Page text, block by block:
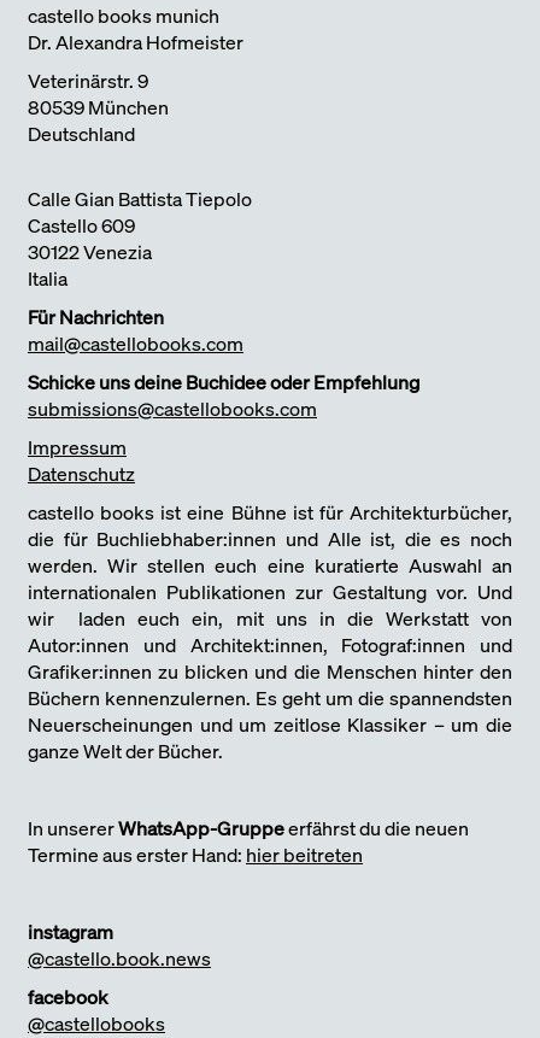
castello books munich
Dr. Alexandra Hofmeister
Veterinärstr. 9
80539 München
Deutschland
Calle Gian Battista Tiepolo
Castello 609
30122 Venezia
Italia
Für Nachrichten
mail@castellobooks.com
Schicke uns deine Buchidee oder Empfehlung
submissions@castellobooks.com
Impressum
Datenschutz
castello books ist eine Bühne ist für Architekturbücher,
die für Buchliebhaber:innen und Alle ist, die es noch
werden. Wir stellen euch eine kuratierte Auswahl an
internationalen Publikationen zur Gestaltung vor. Und
wir laden euch ein, mit uns in die Werkstatt von
Autor:innen und Architekt:innen, Fotograf:innen und
Grafiker:innen zu blicken und die Menschen hinter den
Büchern kennenzulernen. Es geht um die spannendsten
Neuerscheinungen und um zeitlose Klassiker – um die
ganze Welt der Bücher.
In unsererWhatsApp-Gruppeerfährst du die neuen
Termine aus erster Hand: hier beitreten
instagram
@castello.book.news
facebook
@castellobooks